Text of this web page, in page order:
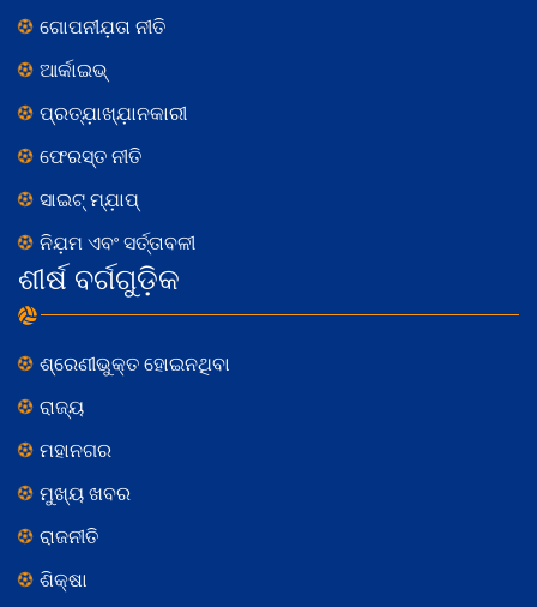
ଗୋପନୀଯ଼ତା ନୀତି
ଆର୍କାଇଭ୍
ପ୍ରତ୍ଯ଼ାଖ୍ଯ଼ାନକାରୀ
ଫେରସ୍ତ ନୀତି
ସାଇଟ୍ ମ୍ଯ଼ାପ୍
ନିଯ଼ମ ଏବଂ ସର୍ତ୍ତାବଳୀ
ଶୀର୍ଷ ବର୍ଗଗୁଡ଼ିକ
ଶ୍ରେଣୀଭୁକ୍ତ ହୋଇନଥିବା
ରାଜ୍ୟ
ମହାନଗର
ମୁଖ୍ୟ ଖବର
ରାଜନୀତି
ଶିକ୍ଷା